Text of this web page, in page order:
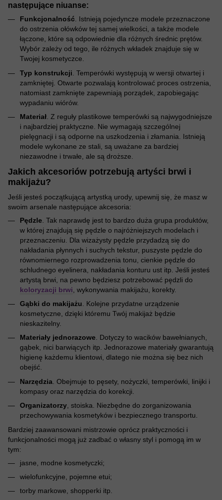
następujące niuanse:
Funkcjonalność . Istnieją pojedyncze modele przeznaczone
do ostrzenia ołówków tej samej wielkości, a także modele
łączone, które są odpowiednie dla różnych średnic prętów.
Wybór zależy od tego, ile różnych wkładek znajduje się w
Twojej kosmetyczce.
Typ konstrukcji . Temperówki występują w wersji otwartej i
zamkniętej. Otwarte pozwalają kontrolować proces ostrzenia,
natomiast zamknięte zapewniają porządek, zapobiegając
wypadaniu wiórów.
Materiał . Z reguły plastikowe temperówki są najwygodniejsze
i najbardziej praktyczne. Nie wymagają szczególnej
pielęgnacji i są odporne na uszkodzenia i złamania. Istnieją
modele wykonane ze stali, są uważane za bardziej
niezawodne i trwałe, ale są droższe.
Jakich akcesoriów potrzebują artyści brwi i
makijażu?
Jeśli jesteś początkującą artystką urody, upewnij się, że masz w
swoim arsenale następujące akcesoria:
Pędzle . Tak naprawdę jest to bardzo duża grupa produktów,
w której znajdują się pędzle o najróżniejszych modelach i
przeznaczeniu. Dla wizażysty pędzle przydadzą się do
nakładania płynnych i suchych tekstur, puszyste pędzle do
równomiernego rozprowadzenia tonu, cienkie pędzle do
schludnego eyelinera, nakładania konturu ust itp. Jeśli jesteś
artystą brwi, na pewno będziesz potrzebować pędzli do
koloryzacji brwi , wykonywania makijażu, korekty.
Gąbki do makijażu . Kolejne przydatne urządzenie
kosmetyczne, dzięki któremu Twój makijaż będzie
nieskazitelny.
Materiały jednorazowe. Dotyczy to wacików bawełnianych,
gąbek, nici barwiących itp. Jednorazowe materiały gwarantują
higienę każdemu klientowi, dlatego nie można się bez nich
obejść.
Narzędzia . Obejmuje to pęsety, nożyczki, temperówki, linijki i
kompasy oraz narzędzia do korekcji.
Organizatorzy , stoiska. Niezbędne do zorganizowania
przechowywania kosmetyków i bezpiecznego transportu.
Bardziej zaawansowani mistrzowie oprócz praktyczności i
funkcjonalności mogą już zadbać o własny styl i pomogą im w
tym:
jasne, modne kosmetyczki;
wielofunkcyjne, pojemne etui;
torby markowe, shopperki itp.